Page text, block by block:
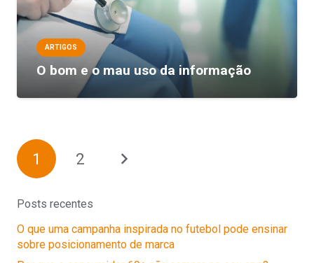
ARTIGOS
O bom e o mau uso da informação
1 2
Posts recentes
O que uma campanha inspirada no futebol pode ensinar
sobre posicionamento de marca